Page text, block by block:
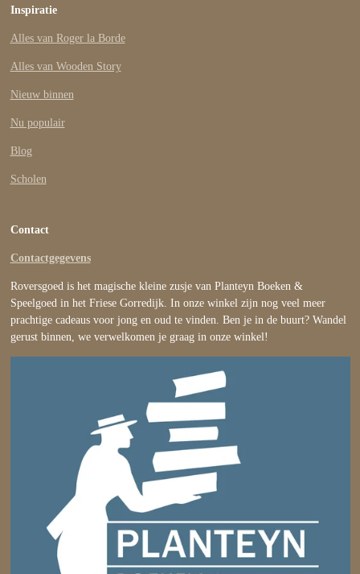
Inspiratie
Alles van Roger la Borde
Alles van Wooden Story
Nieuw binnen
Nu populair
Blog
Scholen
Contact
Contactgegevens
Roversgoed is het magische kleine zusje van Planteyn Boeken &
Speelgoed in het Friese Gorredijk. In onze winkel zijn nog veel meer
prachtige cadeaus voor jong en oud te vinden. Ben je in de buurt? Wandel
gerust binnen, we verwelkomen je graag in onze winkel!